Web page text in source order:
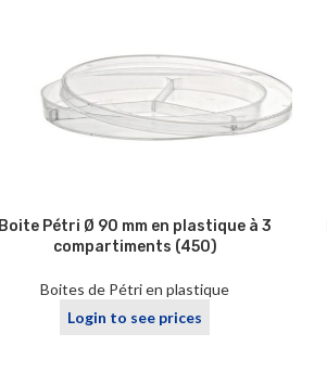
Boite Pétri Ø 90 mm en plastique à 3
compartiments (450)
Boites de Pétri en plastique
Login to see prices